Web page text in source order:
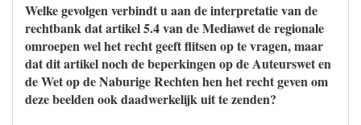
Welke gevolgen verbindt u aan de interpretatie van de
rechtbank dat artikel 5.4 van de Mediawet de regionale
omroepen wel het recht geeft flitsen op te vragen, maar
dat dit artikel noch de beperkingen op de Auteurswet en
de Wet op de Naburige Rechten hen het recht geven om
deze beelden ook daadwerkelijk uit te zenden?